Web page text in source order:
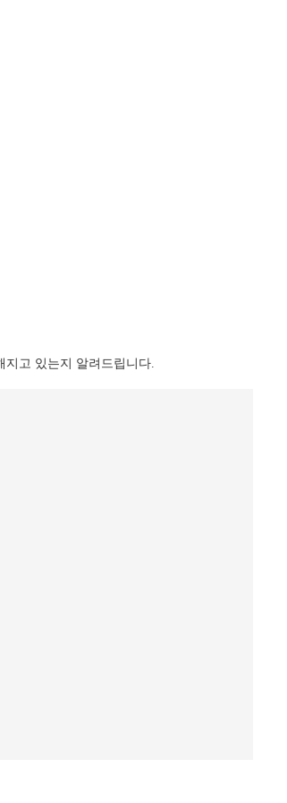
고 있는지 알려드립니다.